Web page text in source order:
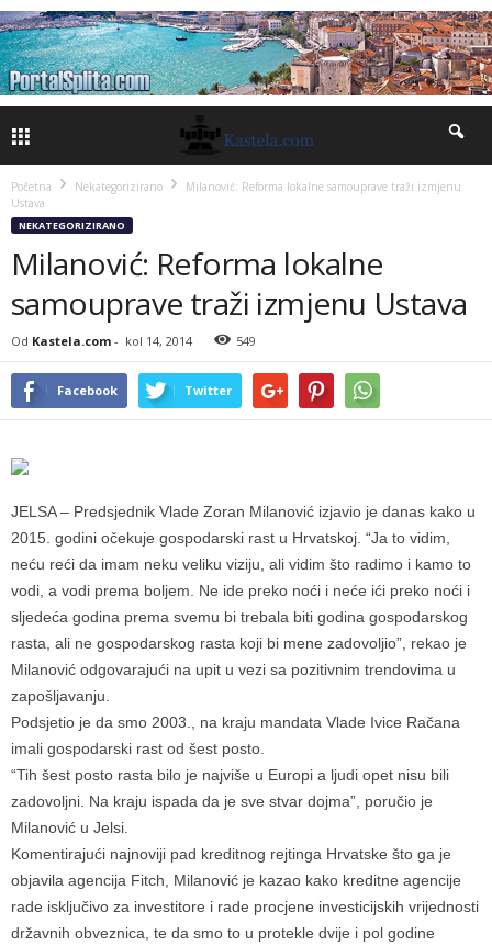
Početna Nekategorizirano
Milanović: Reforma lokalne samouprave traži izmjenu
Ustava
NEKATEGORIZIRANO
Milanović: Reforma lokalne
samouprave traži izmjenu Ustava
Od Kastela.com - kol 14, 2014 549
Facebook Twitter
JELSA – Predsjednik Vlade Zoran Milanović izjavio je danas kako u
2015. godini očekuje gospodarski rast u Hrvatskoj. “Ja to vidim,
neću reći da imam neku veliku viziju, ali vidim što radimo i kamo to
vodi, a vodi prema boljem. Ne ide preko noći i neće ići preko noći i
sljedeća godina prema svemu bi trebala biti godina gospodarskog
rasta, ali ne gospodarskog rasta koji bi mene zadovoljio”, rekao je
Milanović odgovarajući na upit u vezi sa pozitivnim trendovima u
zapošljavanju.
Podsjetio je da smo 2003., na kraju mandata Vlade Ivice Račana
imali gospodarski rast od šest posto.
“Tih šest posto rasta bilo je najviše u Europi a ljudi opet nisu bili
zadovoljni. Na kraju ispada da je sve stvar dojma”, poručio je
Milanović u Jelsi.
Komentirajući najnoviji pad kreditnog rejtinga Hrvatske što ga je
objavila agencija Fitch, Milanović je kazao kako kreditne agencije
rade isključivo za investitore i rade procjene investicijskih vrijednosti
državnih obveznica, te da smo to u protekle dvije i pol godine